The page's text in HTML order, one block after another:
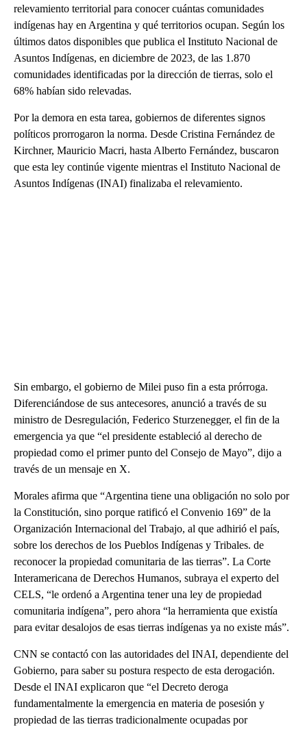
relevamiento territorial para conocer cuántas comunidades
indígenas hay en Argentina y qué territorios ocupan. Según los
últimos datos disponibles que publica el Instituto Nacional de
Asuntos Indígenas, en diciembre de 2023, de las 1.870
comunidades identificadas por la dirección de tierras, solo el
68% habían sido relevadas.
Por la demora en esta tarea, gobiernos de diferentes signos
políticos prorrogaron la norma. Desde Cristina Fernández de
Kirchner, Mauricio Macri, hasta Alberto Fernández, buscaron
que esta ley continúe vigente mientras el Instituto Nacional de
Asuntos Indígenas (INAI) finalizaba el relevamiento.
Sin embargo, el gobierno de Milei puso fin a esta prórroga.
Diferenciándose de sus antecesores, anunció a través de su
ministro de Desregulación, Federico Sturzenegger, el fin de la
emergencia ya que “el presidente estableció al derecho de
propiedad como el primer punto del Consejo de Mayo”, dijo a
través de un mensaje en X.
Morales afirma que “Argentina tiene una obligación no solo por
la Constitución, sino porque ratificó el Convenio 169” de la
Organización Internacional del Trabajo, al que adhirió el país,
sobre los derechos de los Pueblos Indígenas y Tribales. de
reconocer la propiedad comunitaria de las tierras”. La Corte
Interamericana de Derechos Humanos, subraya el experto del
CELS, “le ordenó a Argentina tener una ley de propiedad
comunitaria indígena”, pero ahora “la herramienta que existía
para evitar desalojos de esas tierras indígenas ya no existe más”.
CNN se contactó con las autoridades del INAI, dependiente del
Gobierno, para saber su postura respecto de esta derogación.
Desde el INAI explicaron que “el Decreto deroga
fundamentalmente la emergencia en materia de posesión y
propiedad de las tierras tradicionalmente ocupadas por